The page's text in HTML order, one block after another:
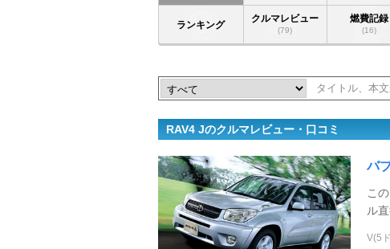
ランキング
クルマレビュー
(79)
燃費記録
(16)
RAV4 Jのクルマレビュー・口コミ
バ
こ
ル
V(5